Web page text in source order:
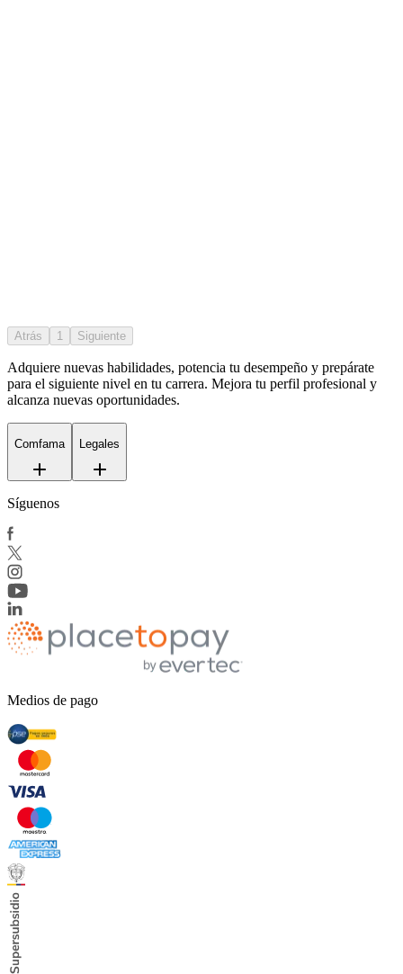
Atrás 1 Siguiente
Adquiere nuevas habilidades, potencia tu desempeño y prepárate
para el siguiente nivel en tu carrera. Mejora tu perfil profesional y
alcanza nuevas oportunidades.
Comfama Legales
Síguenos
Medios de pago